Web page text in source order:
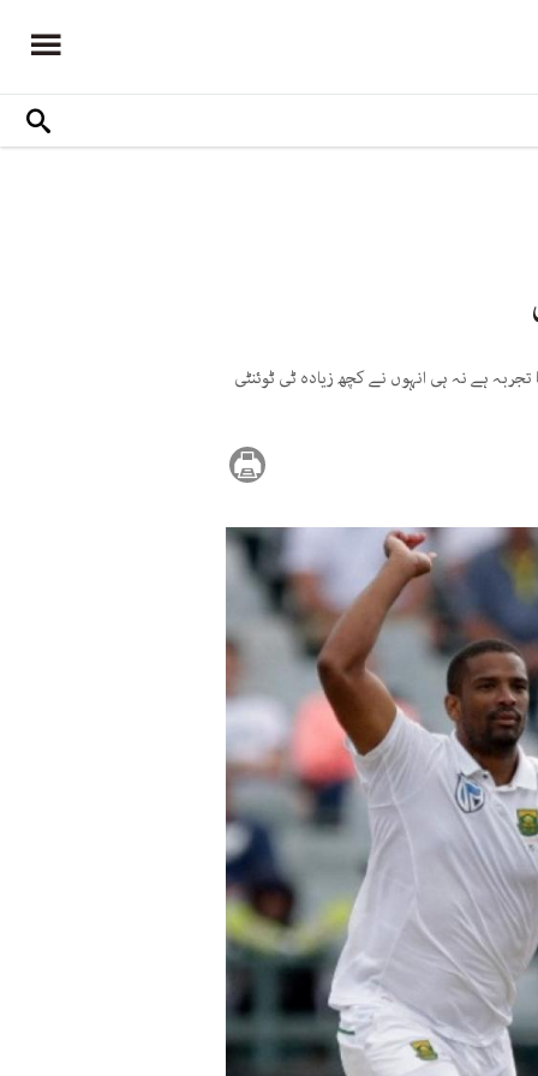
نہ تو کوچنگ کا تجربہ ہے نہ ہی انہوں نے کچھ زیادہ ٹی ٹوئنٹی